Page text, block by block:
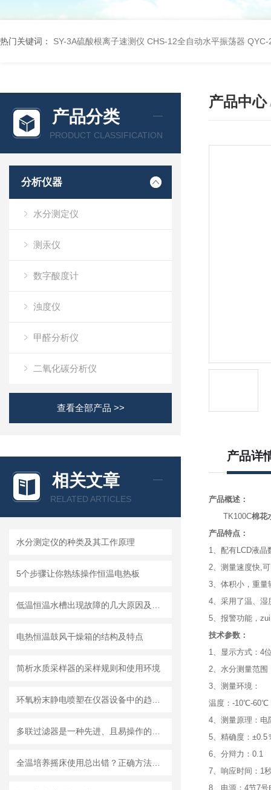
热门关键词： SY-3A硫酸根离子速测仪 CHS-12全自动水平振荡器 QYC-
产品分类
PRODUCT CLASSIFICATION
分析仪器
水分测定仪
测汞仪
数字酸度计
浊度仪
甲醛分析仪
二氧化碳分析仪
查看全部产品 >>
相关文章
RELATED ARTICLES
水分测定仪的种类及其工作原理
5个步骤让你熟练操作恒温电热板
电热恒温鼓风干燥箱的结构及特点
简析水质采样器的采样规则和使用环境
产品中心
产品详
产品概述：
TK100C棉花
产品特点：
1、配有LCD液晶
2、测量速度快,
3、体积小，重量
4、采用了温、湿
5、报警功能，
技术参数：
1、显示方式：4
2、水分测量范围
3、测量环境：
温度：-10℃-
4、测量原理：电
5、精确度：±0.5
6、分辩力：0.1
7、响应时间：1
8、电源：4节7号